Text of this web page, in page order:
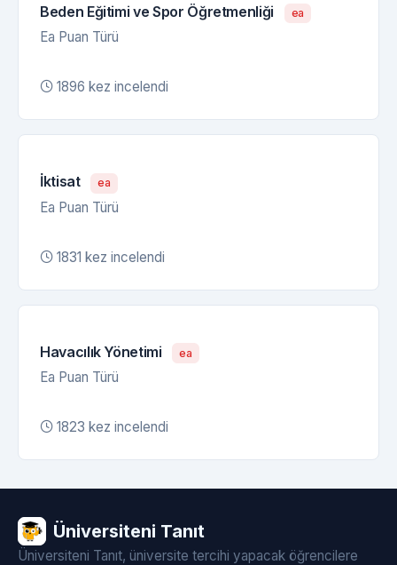
Beden Eğitimi ve Spor Öğretmenliği ea
Ea Puan Türü
1896 kez incelendi
İktisat ea
Ea Puan Türü
1831 kez incelendi
Havacılık Yönetimi ea
Ea Puan Türü
1823 kez incelendi
Üniversiteni Tanıt
Üniversiteni Tanıt, üniversite tercihi yapacak öğrencilere